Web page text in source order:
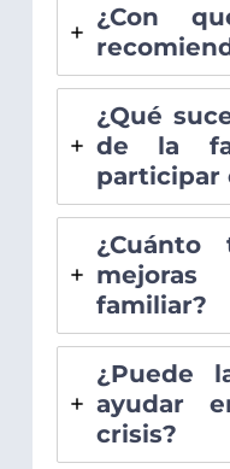
¿Con
¿Qué
de la
participar
familiar?
¿Puede
ayudar
crisis?